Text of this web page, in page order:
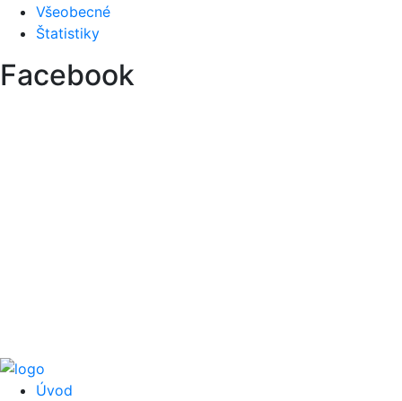
Všeobecné
Štatistiky
Facebook
Úvod